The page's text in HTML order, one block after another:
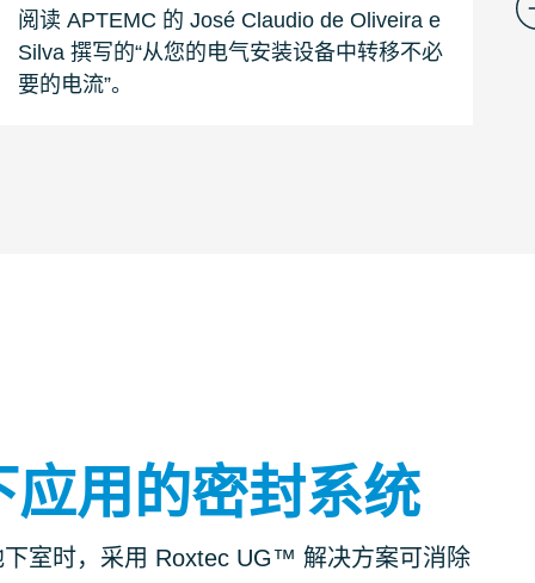
阅读 APTEMC 的 José Claudio de Oliveira e
Silva 撰写的“从您的电气安装设备中转移不必
要的电流”。
应用的密封系统
室时，采用 Roxtec UG™ 解决方案可消除